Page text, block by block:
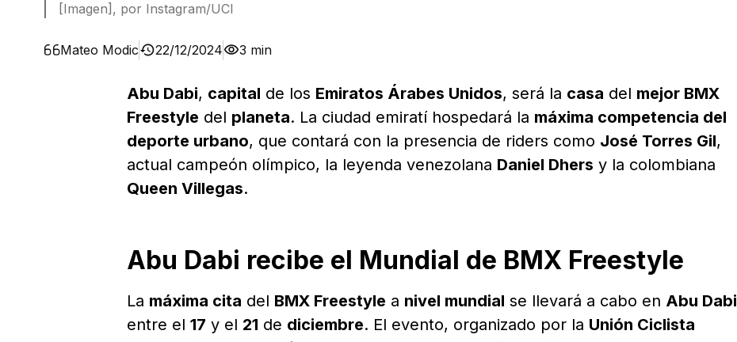
[Imagen], por Instagram/UCI
Mateo Modic 22/12/2024 3 min
Abu Dabi, capital de los Emiratos Árabes Unidos, será la casa del mejor BMX
Freestyle del planeta. La ciudad emiratí hospedará la máxima competencia del
deporte urbano, que contará con la presencia de riders como José Torres Gil,
actual campeón olímpico, la leyenda venezolana Daniel Dhers y la colombiana
Queen Villegas.
Abu Dabi recibe el Mundial de BMX Freestyle
La máxima cita del BMX Freestyle a nivel mundial se llevará a cabo en Abu Dabi
entre el 17 y el 21 de diciembre. El evento, organizado por la Unión Ciclista